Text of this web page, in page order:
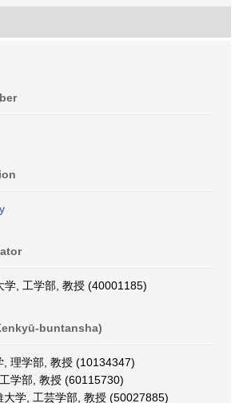
学, 工学部, 教授 (40001185)
buntansha)
, 理学部, 教授 (10134347)
学部, 教授 (60115730)
大学, 工芸学部, 教授 (50027885)